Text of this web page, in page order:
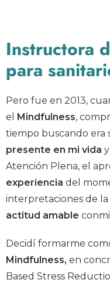
Instructora
para
Pero fue en 2013,
el Mindfulness,
tiempo buscando era
presente en mi vida
Atención Plena, el
experiencia del
interpretaciones de
actitud amable
Decidí formarme
Mindfulness, en
Based Stress